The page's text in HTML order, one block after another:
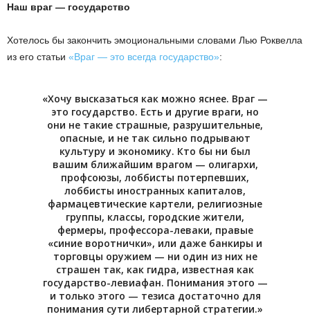
Наш враг — государство
Хотелось бы закончить эмоциональными словами Лью Роквелла
из его статьи «Враг — это всегда государство»:
«Хочу высказаться как можно яснее. Враг —
это государство. Есть и другие враги, но
они не такие страшные, разрушительные,
опасные, и не так сильно подрывают
культуру и экономику. Кто бы ни был
вашим ближайшим врагом — олигархи,
профсоюзы, лоббисты потерпевших,
лоббисты иностранных капиталов,
фармацевтические картели, религиозные
группы, классы, городские жители,
фермеры, профессора-леваки, правые
«синие воротнички», или даже банкиры и
торговцы оружием — ни один из них не
страшен так, как гидра, известная как
государство-левиафан. Понимания этого —
и только этого — тезиса достаточно для
понимания сути либертарной стратегии.»